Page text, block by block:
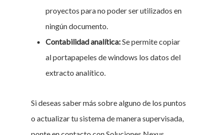
proyectos para no poder ser utilizados en
ningún documento.
Contabilidad analítica:Se permite copiar
al portapapeles de windows los datos del
extracto analítico.
Si deseas saber más sobre alguno de los puntos
o actualizar tu sistema de manera supervisada,